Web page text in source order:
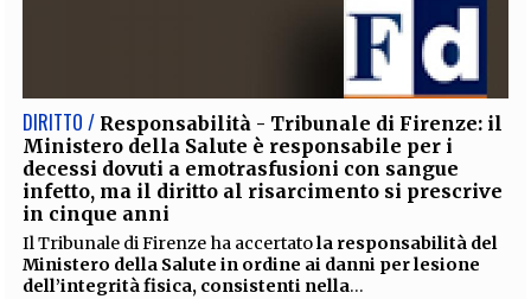
DIRITTO / Responsabilità - Tribunale di Firenze: il
Ministero della Salute è responsabile per i
decessi dovuti a emotrasfusioni con sangue
infetto, ma il diritto al risarcimento si prescrive
in cinque anni
Il Tribunale di Firenze ha accertatola responsabilità del
Ministero della Salute in ordine ai danni per lesione
dell’integrità fisica, consistenti nella...